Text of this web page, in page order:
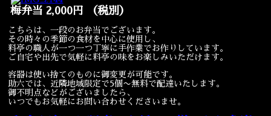
梅弁当 2,000円 （税別）
こちらは、一段のお弁当でございます。
その時々の季節の食材を中心に使用し、
料亭の職人が一つ一つ丁寧に手作業でお作りしています。
ご自宅や出先で気軽に料亭の味をお楽しみいただけます。
容器は使い捨てのものに御変更が可能です。
助六では、近隣地域限定で5個〜無料で配達いたします。
御不明点などがございましたら、
いつでもお気軽にお問い合わせくださいませ。